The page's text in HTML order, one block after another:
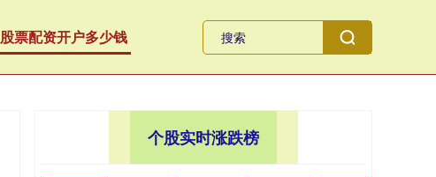
股票配资开户多少钱
个股实时涨跌榜